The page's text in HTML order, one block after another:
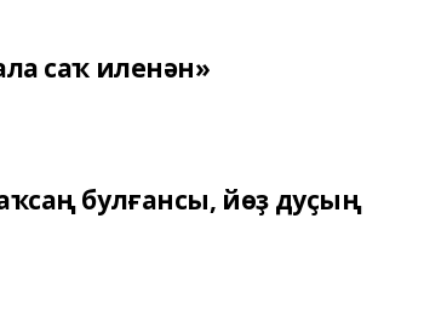
саҡ иленән»
булғансы, йөҙ дуҫың